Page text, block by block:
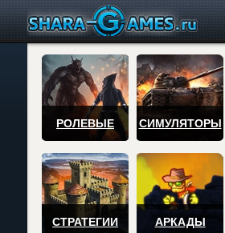
РОЛЕВЫЕ СИМУЛЯТОРЫ
СТРАТЕГИИ АРКАДЫ